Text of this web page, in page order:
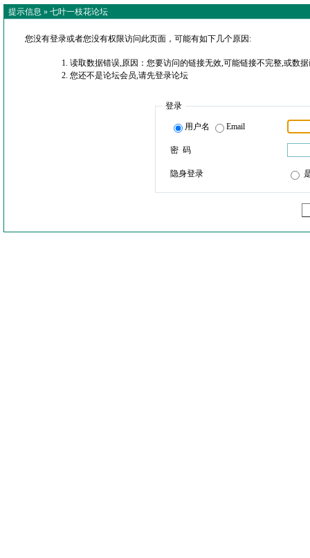
提示信息 » 七叶一枝花论坛
您没有登录或者您没有权限访问此页面，可能有如下几个原因:
读取数据错误,原因：您要访问的链接无效,可能链接不完整,或数
您还不是论坛会员,请先登录论坛
登录
用户名 Email
密 码
隐身登录